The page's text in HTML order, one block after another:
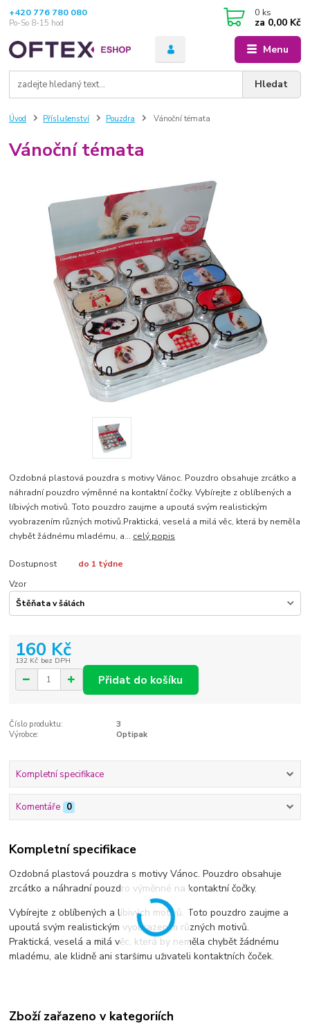
Menu
Hledat
+420 776 780 080
Po-So 8-15 hod
0 ks
za 0,00 Kč
Úvod Příslušenství Pouzdra Vánoční témata
Vánoční témata
Ozdobná plastová pouzdra s motivy Vánoc. Pouzdro obsahuje zrcátko a
náhradní pouzdro výměnné na kontaktní čočky. Vybírejte z oblíbených a
líbivých motivů. Toto pouzdro zaujme a upoutá svým realistickým
vyobrazením různých motivů.Praktická, veselá a milá věc, která by neměla
chybět žádnému mladému, a... celý popis
Dostupnost
do 1 týdne
Vzor
160 Kč
132 Kč bez DPH
Přidat do košíku
Číslo produktu:
3
Výrobce:
Optipak
Kompletní specifikace
Komentáře 0
Kompletní specifikace
Ozdobná plastová pouzdra s motivy Vánoc. Pouzdro obsahuje
zrcátko a náhradní pouzdro výměnné na kontaktní čočky.
Vybírejte z oblíbených a líbivých motivů. Toto pouzdro zaujme a
upoutá svým realistickým vyobrazením různých motivů.
Praktická, veselá a milá věc, která by neměla chybět žádnému
mladému, ale klidně ani staršímu uživateli kontaktních čoček.
Zboží zařazeno v kategoriích